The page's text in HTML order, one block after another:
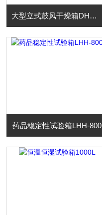
大型立式鼓风干燥箱DHG-9425AE(420L)
药品稳定性试验箱LHH-800